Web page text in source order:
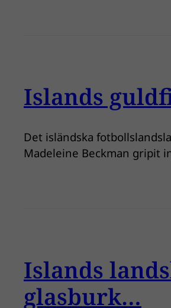
Islands
Det isländska
Madeleine Beckman gripit
Islands
glasburk…